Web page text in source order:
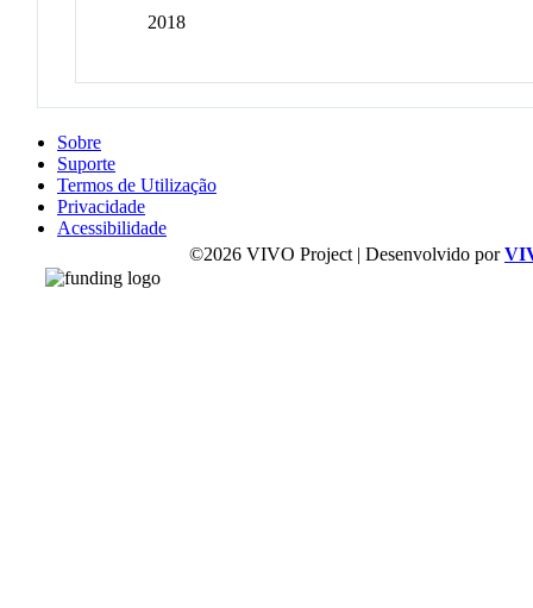
2018
Sobre
Suporte
Termos de Utilização
Privacidade
Acessibilidade
©2026 VIVO Project | Desenvolvido por